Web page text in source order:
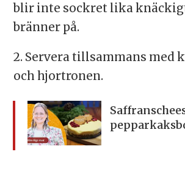
blir inte sockret lika
bränner på.
2. Servera tillsammans med
och hjortronen.